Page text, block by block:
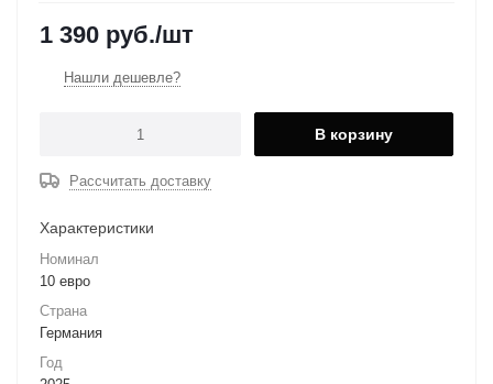
1 390 руб./шт
Нашли дешевле?
В корзину
Рассчитать доставку
Характеристики
Номинал
10 евро
Страна
Германия
Год